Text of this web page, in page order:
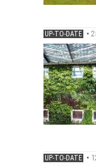
UP-TO-DATE •
UP-TO-DATE •